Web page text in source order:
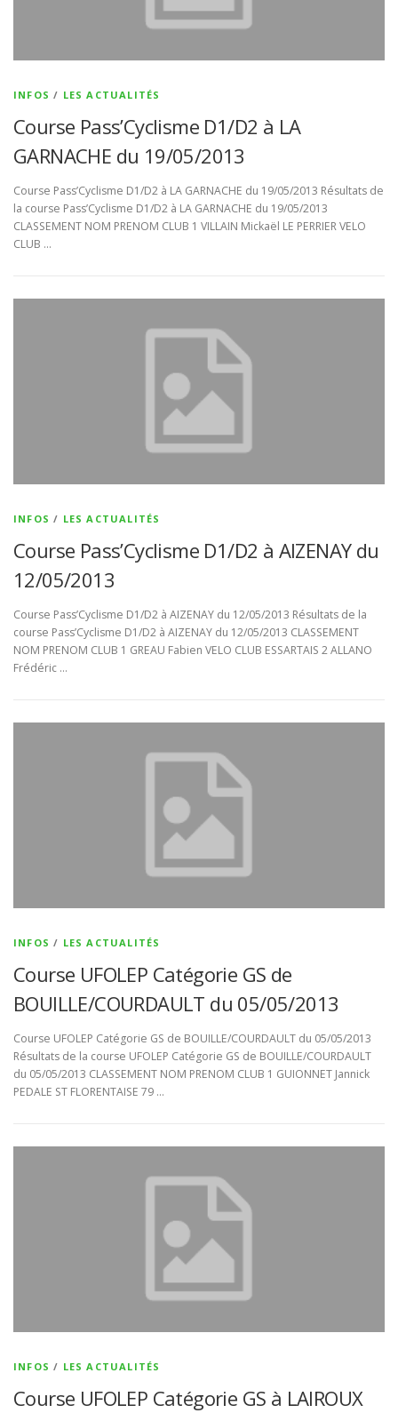
INFOS / LES ACTUALITÉS
Course Pass’Cyclisme D1/D2 à LA
GARNACHE du 19/05/2013
Course Pass’Cyclisme D1/D2 à LA GARNACHE du 19/05/2013 Résultats de
la course Pass’Cyclisme D1/D2 à LA GARNACHE du 19/05/2013
CLASSEMENT NOM PRENOM CLUB 1 VILLAIN Mickaël LE PERRIER VELO
CLUB …
INFOS / LES ACTUALITÉS
Course Pass’Cyclisme D1/D2 à AIZENAY du
12/05/2013
Course Pass’Cyclisme D1/D2 à AIZENAY du 12/05/2013 Résultats de la
course Pass’Cyclisme D1/D2 à AIZENAY du 12/05/2013 CLASSEMENT
NOM PRENOM CLUB 1 GREAU Fabien VELO CLUB ESSARTAIS 2 ALLANO
Frédéric …
INFOS / LES ACTUALITÉS
Course UFOLEP Catégorie GS de
BOUILLE/COURDAULT du 05/05/2013
Course UFOLEP Catégorie GS de BOUILLE/COURDAULT du 05/05/2013
Résultats de la course UFOLEP Catégorie GS de BOUILLE/COURDAULT
du 05/05/2013 CLASSEMENT NOM PRENOM CLUB 1 GUIONNET Jannick
PEDALE ST FLORENTAISE 79 …
INFOS / LES ACTUALITÉS
Course UFOLEP Catégorie GS à LAIROUX